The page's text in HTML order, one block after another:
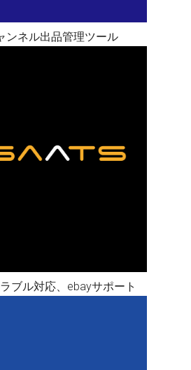
ンネル出品管理ツール
ブル対応、ebayサポート